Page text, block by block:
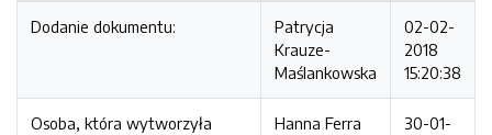
Dodanie dokumentu:
Patrycja
Krauze-
Maślankowska
02-02-
2018
15:20:38
Osoba, która wytworzyła
Hanna Ferra
30-01-